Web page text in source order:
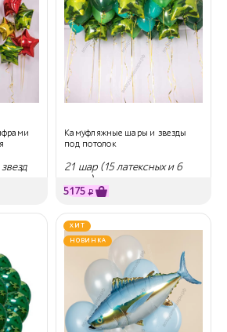
Камуфляжные шары и звезды
под потолок
21 шар (15 латексных и 6
звезд)
5175 ₽
ХИТ
НОВИНКА